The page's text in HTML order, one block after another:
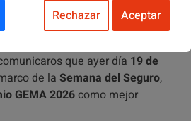
que ayer día 19 de
de la Semana del Seguro,
GEMA 2026como mejor
Rechazar Aceptar